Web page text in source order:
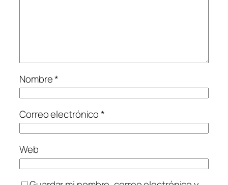
Nombre*
Correo electrónico*
Web